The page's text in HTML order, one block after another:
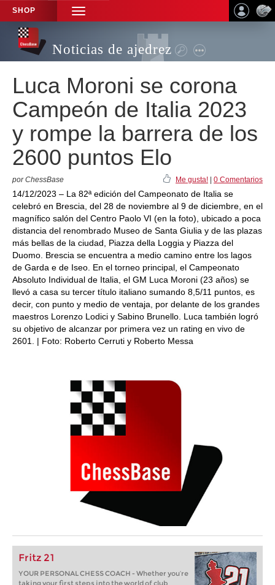
SHOP
TOGGLE
NAVIGATION
Noticias de ajedrez
Luca Moroni se corona
Campeón de Italia 2023
y rompe la barrera de los
2600 puntos Elo
por ChessBase Me gusta! 0 Comentarios
14/12/2023 – La 82ª edición del Campeonato de Italia se
celebró en Brescia, del 28 de noviembre al 9 de diciembre, en el
magnífico salón del Centro Paolo VI (en la foto), ubicado a poca
distancia del renombrado Museo de Santa Giulia y de las plazas
más bellas de la ciudad, Piazza della Loggia y Piazza del
Duomo. Brescia se encuentra a medio camino entre los lagos
de Garda e de Iseo. En el torneo principal, el Campeonato
Absoluto Individual de Italia, el GM Luca Moroni (23 años) se
llevó a casa su tercer título italiano sumando 8,5/11 puntos, es
decir, con punto y medio de ventaja, por delante de los grandes
maestros Lorenzo Lodici y Sabino Brunello. Luca también logró
su objetivo de alcanzar por primera vez un rating en vivo de
2601. | Foto: Roberto Cerruti y Roberto Messa
Fritz 21
YOUR PERSONAL CHESS COACH - Whether you’re
taking your first steps into the world of club